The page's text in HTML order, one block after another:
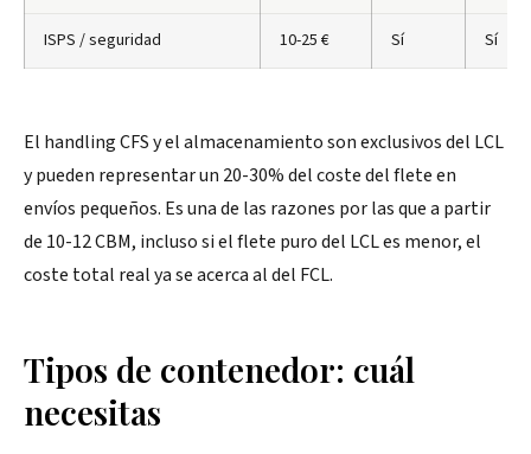
ISPS / seguridad 10-25 € Sí Sí
El handling CFS y el almacenamiento son exclusivos del LCL
y pueden representar un 20-30% del coste del flete en
envíos pequeños. Es una de las razones por las que a partir
de 10-12 CBM, incluso si el flete puro del LCL es menor, el
coste total real ya se acerca al del FCL.
Tipos de contenedor: cuál
necesitas